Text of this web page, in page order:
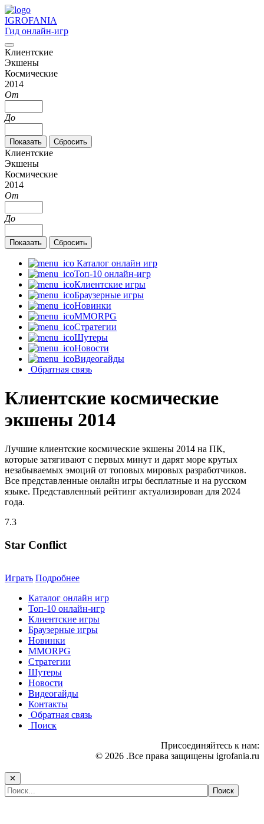
IGROFANIA
Гид онлайн-игр
Клиентские
Экшены
Космические
2014
От
До
Клиентские
Экшены
Космические
2014
От
До
Каталог онлайн игр
Топ-10 онлайн-игр
Клиентские игры
Браузерные игры
Новинки
MMORPG
Стратегии
Шутеры
Новости
Видеогайды
Обратная связь
Клиентские космические
экшены 2014
Лучшие клиентские космические экшены 2014 на ПК,
которые затягивают с первых минут и дарят море крутых
незабываемых эмоций от топовых мировых разработчиков.
Все представленные онлайн игры бесплатные и на русском
языке. Представленный рейтинг актуализирован для 2024
года.
7.3
Star Conflict
Играть Подробнее
Каталог онлайн игр
Топ-10 онлайн-игр
Клиентские игры
Браузерные игры
Новинки
MMORPG
Стратегии
Шутеры
Новости
Видеогайды
Контакты
Обратная связь
Поиск
Присоединяйтесь к нам:
© 2026 .Все права защищены igrofania.ru
✕